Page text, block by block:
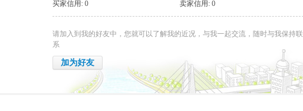
买家信用: 0
卖家信用: 0
请加入到我的好友中，您就可以了解我的近况，与我一起交流，随时与我保持联
系
加为好友